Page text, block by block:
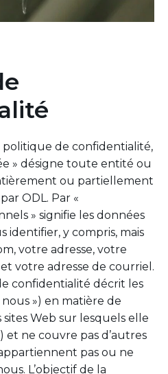
politique de confidentialité,
» désigne toute entité ou
ou partiellement
ODL. Par «
» signifie les données
y compris, mais
votre adresse, votre
votre adresse de courriel.
confidentialité décrit les
nous ») en matière de
Web sur lesquels elle
et ne couvre pas d’autres
pas ou ne
L’objectif de la